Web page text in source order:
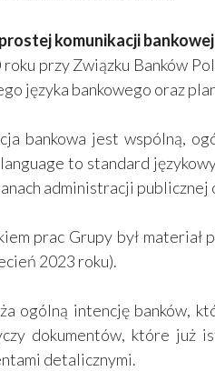
komunikacji bankowej
przy Związku Banków
języka bankowego oraz
bankowa jest wspólną,
to standard
administracji publicznej
prac Grupy był
2023 roku).
ogólną intencję banków,
dokumentów, które już
detalicznymi.